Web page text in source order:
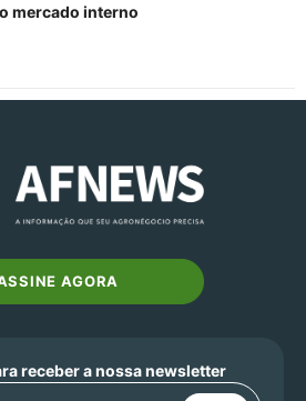
mercado interno
AGORA
receber a nossa newsletter